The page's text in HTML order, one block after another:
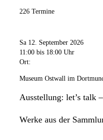
226 Termine
Sa 12. September 2026
11:00 bis 18:00 Uhr
Ort:
Museum Ostwall im
Ausstellung: let’s talk
Werke aus der